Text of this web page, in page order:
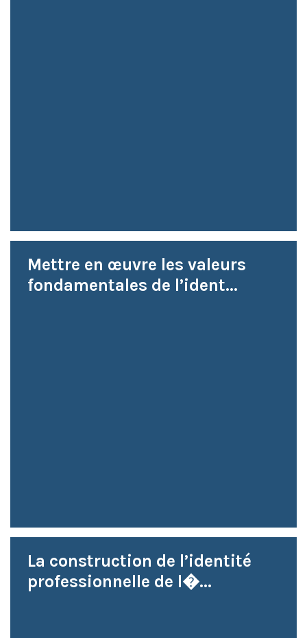
Mettre en œuvre les valeurs
fondamentales de l’ident...
La construction de l’identité
professionnelle de l�...